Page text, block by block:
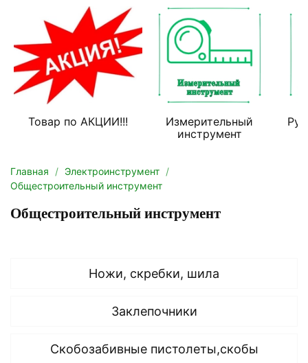
Товар по АКЦИИ!!!
Измерительный
инструмент
Главная
Электроинструмент
Общестроительный инструмент
Общестроительный инструмент
Ножи, скребки, шила
Заклепочники
Скобозабивные пистолеты,скобы